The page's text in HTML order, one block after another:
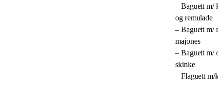
– Baguett m/
og remulade
– Baguett m/
majones
– Baguett m/
skinke
– Flaguett